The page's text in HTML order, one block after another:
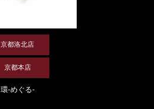
京都洛北店
京都本店
環-めぐる-